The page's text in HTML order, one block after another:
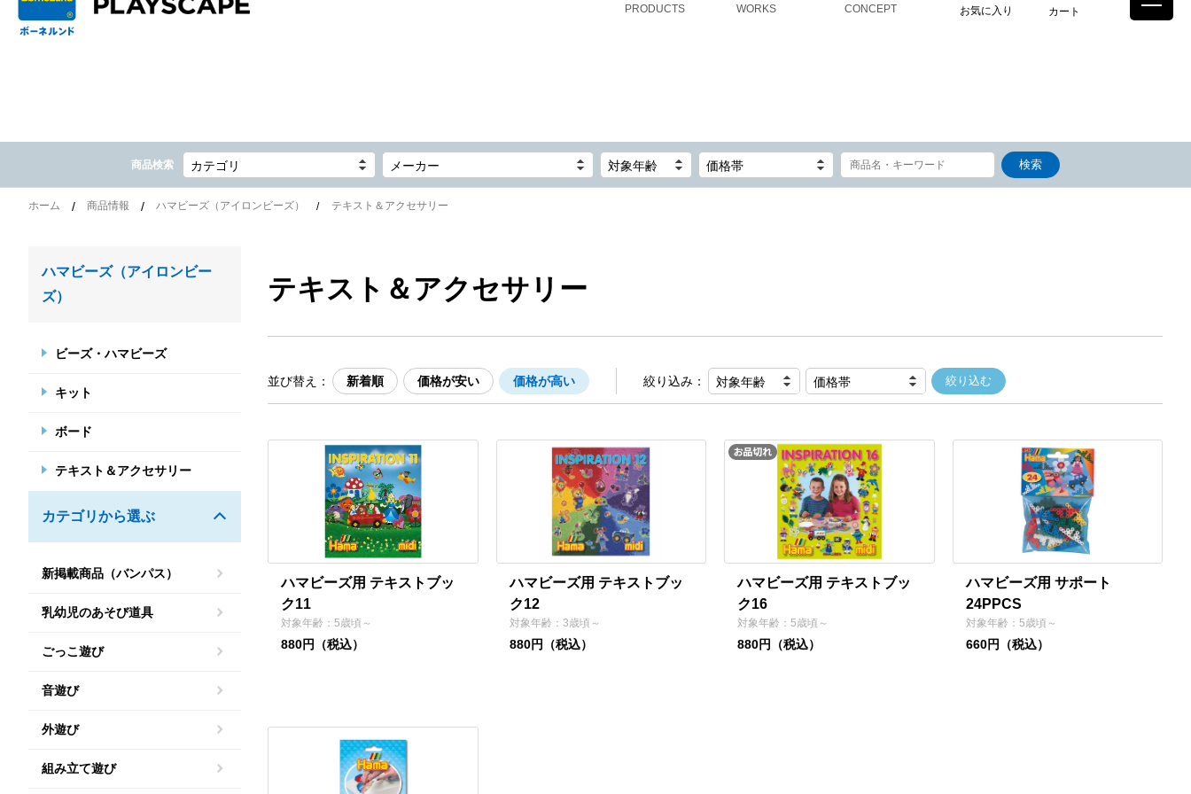
PRODUCTS WORKS CONCEPT お気に入り カート
商品検索 カテゴリ メーカー 対象年齢 価格帯
ホーム 商品情報 ハマビーズ（アイロンビーズ） テキスト＆アクセサリー
ハマビーズ（アイロンビー
ズ）
ビーズ・ハマビーズ
キット
ボード
テキスト＆アクセサリー
カテゴリから選ぶ
新掲載商品（バンパス）
乳幼児のあそび道具
ごっこ遊び
音遊び
外遊び
組み立て遊び
テキスト＆アクセサリー
並び替え： 新着順 価格が安い 価格が高い 絞り込み： 対象年齢 価格帯
ハマビーズ用 テキストブッ
ク11
対象年齢：5歳頃～
880円（税込）
ハマビーズ用 テキストブッ
ク12
対象年齢：3歳頃～
880円（税込）
ハマビーズ用 テキストブッ
ク16
対象年齢：5歳頃～
880円（税込）
ハマビーズ用 サポート
24PPCS
対象年齢：5歳頃～
660円（税込）